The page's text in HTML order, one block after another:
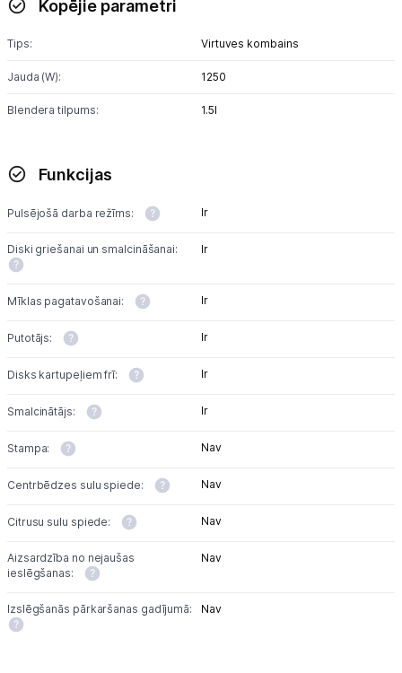
Blenderi
Sviestmaižu tosteri
Augļu žāvētāji
Maizes krāsnis
Multivārāmie katli
Vakuuma iepakotāji
Virtuves svari
Ūdens gāzēšanas aparāti
Mazās cepeškrāsnis
Kopējie parametri
Tips: Virtuves kombains
Jauda (W): 1250
Blendera tilpums: 1.5l
Funkcijas
Pulsējošā darba režīms: Ir
Diski griešanai un smalcināšanai: Ir
Mīklas pagatavošanai: Ir
Putotājs: Ir
Disks kartupeļiem frī: Ir
Smalcinātājs: Ir
Stampa: Nav
Centrbēdzes sulu spiede: Nav
Citrusu sulu spiede: Nav
Aizsardzība no nejaušas
ieslēgšanas:
Nav
Izslēgšanās pārkaršanas gadījumā: Nav